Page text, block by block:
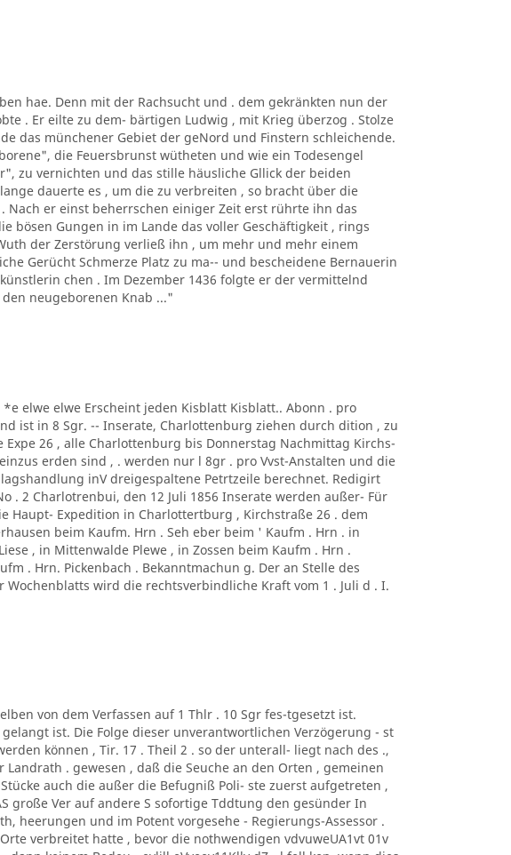
hae. Denn mit der Rachsucht und . dem gekränkten nun der
. Er eilte zu dem- bärtigen Ludwig , mit Krieg überzog . Stolze
das münchener Gebiet der geNord und Finstern schleichende.
die Feuersbrunst wütheten und wie ein Todesengel
zu vernichten und das stille häusliche Gllick der beiden
dauerte es , um die zu verbreiten , so bracht über die
Nach er einst beherrschen einiger Zeit erst rührte ihn das
bösen Gungen in im Lande das voller Geschäftigkeit , rings
der Zerstörung verließ ihn , um mehr und mehr einem
Gerücht Schmerze Platz zu ma-- und bescheidene Bernauerin
chen . Im Dezember 1436 folgte er der vermittelnd
neugeborenen Knab ..."
elwe elwe Erscheint jeden Kisblatt Kisblatt.. Abonn . pro
ist in 8 Sgr. -- Inserate, Charlottenburg ziehen durch dition , zu
Expe 26 , alle Charlottenburg bis Donnerstag Nachmittag Kirchs-
erden sind , . werden nur l 8gr . pro Vvst-Anstalten und die
inV dreigespaltene Petrtzeile berechnet. Redigirt
. 2 Charlotrenbui, den 12 Juli 1856 Inserate werden außer- Für
Haupt- Expedition in Charlottertburg , Kirchstraße 26 . dem
beim Kaufm. Hrn . Seh eber beim ' Kaufm . Hrn . in
, in Mittenwalde Plewe , in Zossen beim Kaufm . Hrn .
. Hrn. Pickenbach . Bekanntmachun g. Der an Stelle des
wird die rechtsverbindliche Kraft vom 1 . Juli d . I.
von dem Verfassen auf 1 Thlr . 10 Sgr fes-tgesetzt ist.
ist. Die Folge dieser unverantwortlichen Verzögerung - st
können , Tir. 17 . Theil 2 . so der unterall- liegt nach des .,
Landrath . gewesen , daß die Seuche an den Orten , gemeinen
auch die außer die Befugniß Poli- ste zuerst aufgetreten ,
große Ver auf andere S sofortige Tddtung den gesünder In
heerungen und im Potent vorgesehe - Regierungs-Assessor .
verbreitet hatte , bevor die nothwendigen vdvuweUA1vt 01v